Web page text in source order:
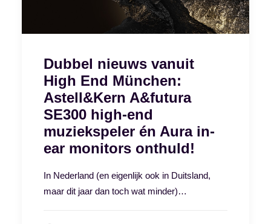
Dubbel nieuws vanuit
High End München:
Astell&Kern A&futura
SE300 high-end
muziekspeler én Aura in-
ear monitors onthuld!
In Nederland (en eigenlijk ook in Duitsland,
maar dit jaar dan toch wat minder)…